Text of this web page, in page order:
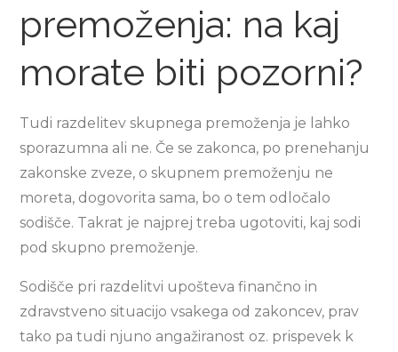
premoženja: na kaj
morate biti pozorni?
Tudi razdelitev skupnega premoženja je lahko
sporazumna ali ne. Če se zakonca, po prenehanju
zakonske zveze, o skupnem premoženju ne
moreta, dogovorita sama, bo o tem odločalo
sodišče. Takrat je najprej treba ugotoviti, kaj sodi
pod skupno premoženje.
Sodišče pri razdelitvi upošteva finančno in
zdravstveno situacijo vsakega od zakoncev, prav
tako pa tudi njuno angažiranost oz. prispevek k